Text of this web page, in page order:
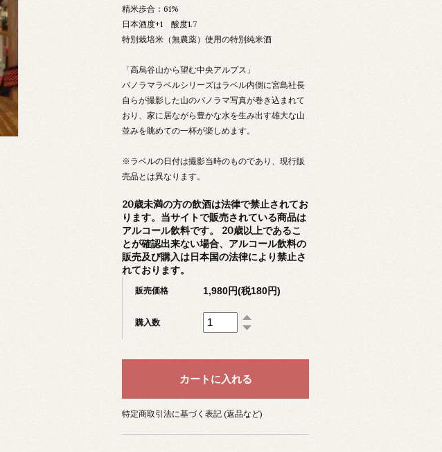
精米歩合：61%
日本酒度+1 酸度1.7
特別栽培米（無農薬）使用の特別純米酒
「高烏谷山から望む中央アルプス」
パノラマラベルシリーズはラベル内側に宮島社長
自らが撮影した山のパノラマ写真が巻き込まれて
おり、家に居ながら豊かな水を生み出す雄大な山
並みを眺めての一杯が楽しめます。
※ラベルの日付は撮影当時のものであり、現行販
売品とは異なります。
20歳未満の方の飲酒は法律で禁止されてお
ります。当サイトで販売されている商品は
アルコール飲料です。 20歳以上であるこ
とが確認出来ない場合、アルコール飲料の
販売及び購入は日本国の法律により禁止さ
れております。
販売価格 1,980円(税180円)
購入数
特定商取引法に基づく表記 (返品など)